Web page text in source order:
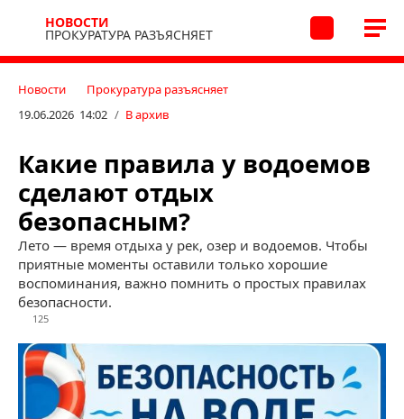
НОВОСТИ
ПРОКУРАТУРА РАЗЪЯСНЯЕТ
Новости
Прокуратура разъясняет
19.06.2026 14:02 / В архив
Какие правила у водоемов
сделают отдых
безопасным?
Лето — время отдыха у рек, озер и водоемов. Чтобы
приятные моменты оставили только хорошие
воспоминания, важно помнить о простых правилах
безопасности.
125